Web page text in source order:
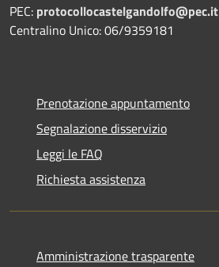
PEC: protocollocastelgandolfo@pec.it
Centralino Unico: 06/9359181
Prenotazione appuntamento
Segnalazione disservizio
Leggi le FAQ
Richiesta assistenza
Amministrazione trasparente